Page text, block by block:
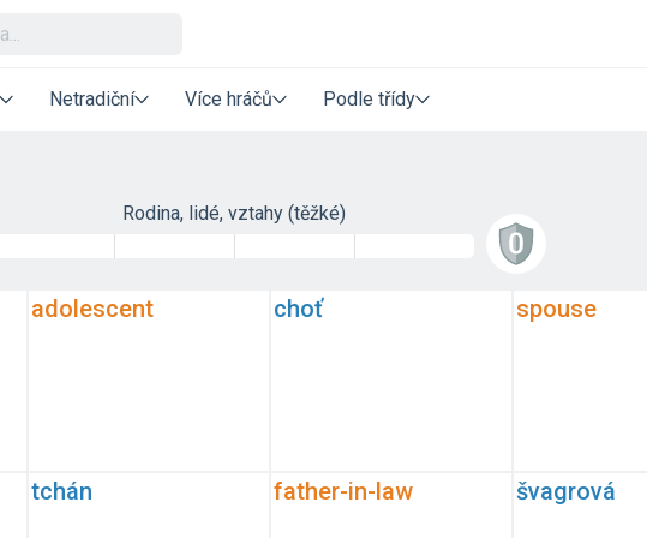
Netradiční Více hráčů Podle třídy
Rodina, lidé, vztahy (těžké)
adolescent
tchán
choť
father-in-law
spouse
švagrová